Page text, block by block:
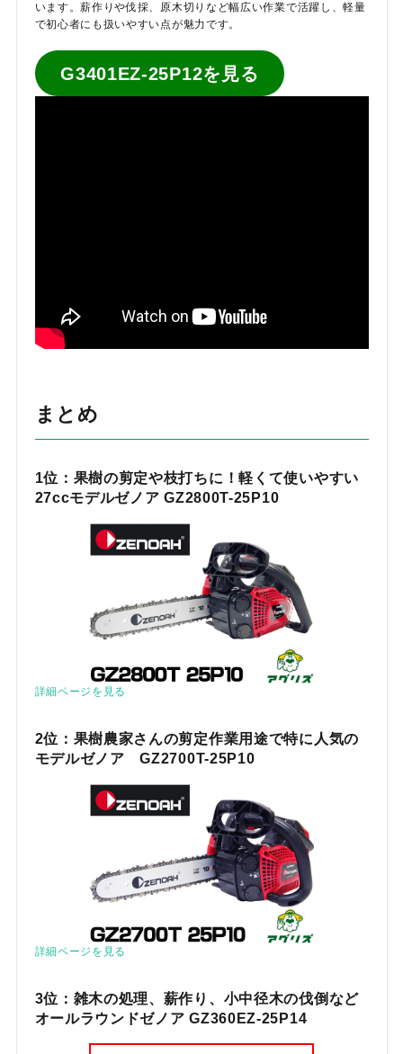
います。薪作りや伐採、原木切りなど幅広い作業で活躍し、軽量
で初心者にも扱いやすい点が魅力です。
G3401EZ-25P12を見る
まとめ
1位：果樹の剪定や枝打ちに！軽くて使いやすい
27ccモデルゼノア GZ2800T-25P10
詳細ページを見る
2位：果樹農家さんの剪定作業用途で特に人気の
モデルゼノア GZ2700T-25P10
詳細ページを見る
3位：雑木の処理、薪作り、小中径木の伐倒など
オールラウンドゼノア GZ360EZ-25P14